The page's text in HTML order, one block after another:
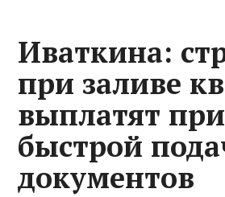
Иваткина:
при заливе
выплатят при
быстрой
документов